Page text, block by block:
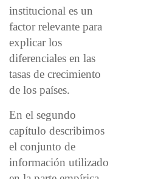
institucional es un
factor relevante para
explicar los
diferenciales en las
tasas de crecimiento
de los países.
En el segundo
capítulo describimos
el conjunto de
información utilizado